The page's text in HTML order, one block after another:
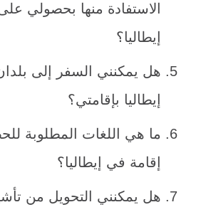
الاستفادة منها بحصولي
إيطاليا؟
هل يمكنني السفر إلى
إيطاليا بإقامتي؟
ما هي اللغات المطلوبة
إقامة في إيطاليا؟
هل يمكنني التحويل من